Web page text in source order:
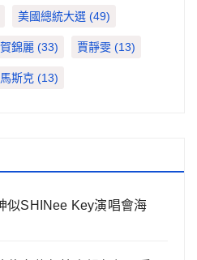
美國總統大選 (49)
賀錦麗 (33) 賈靜雯 (13)
馬斯克 (13)
似SHINee Key演唱會海